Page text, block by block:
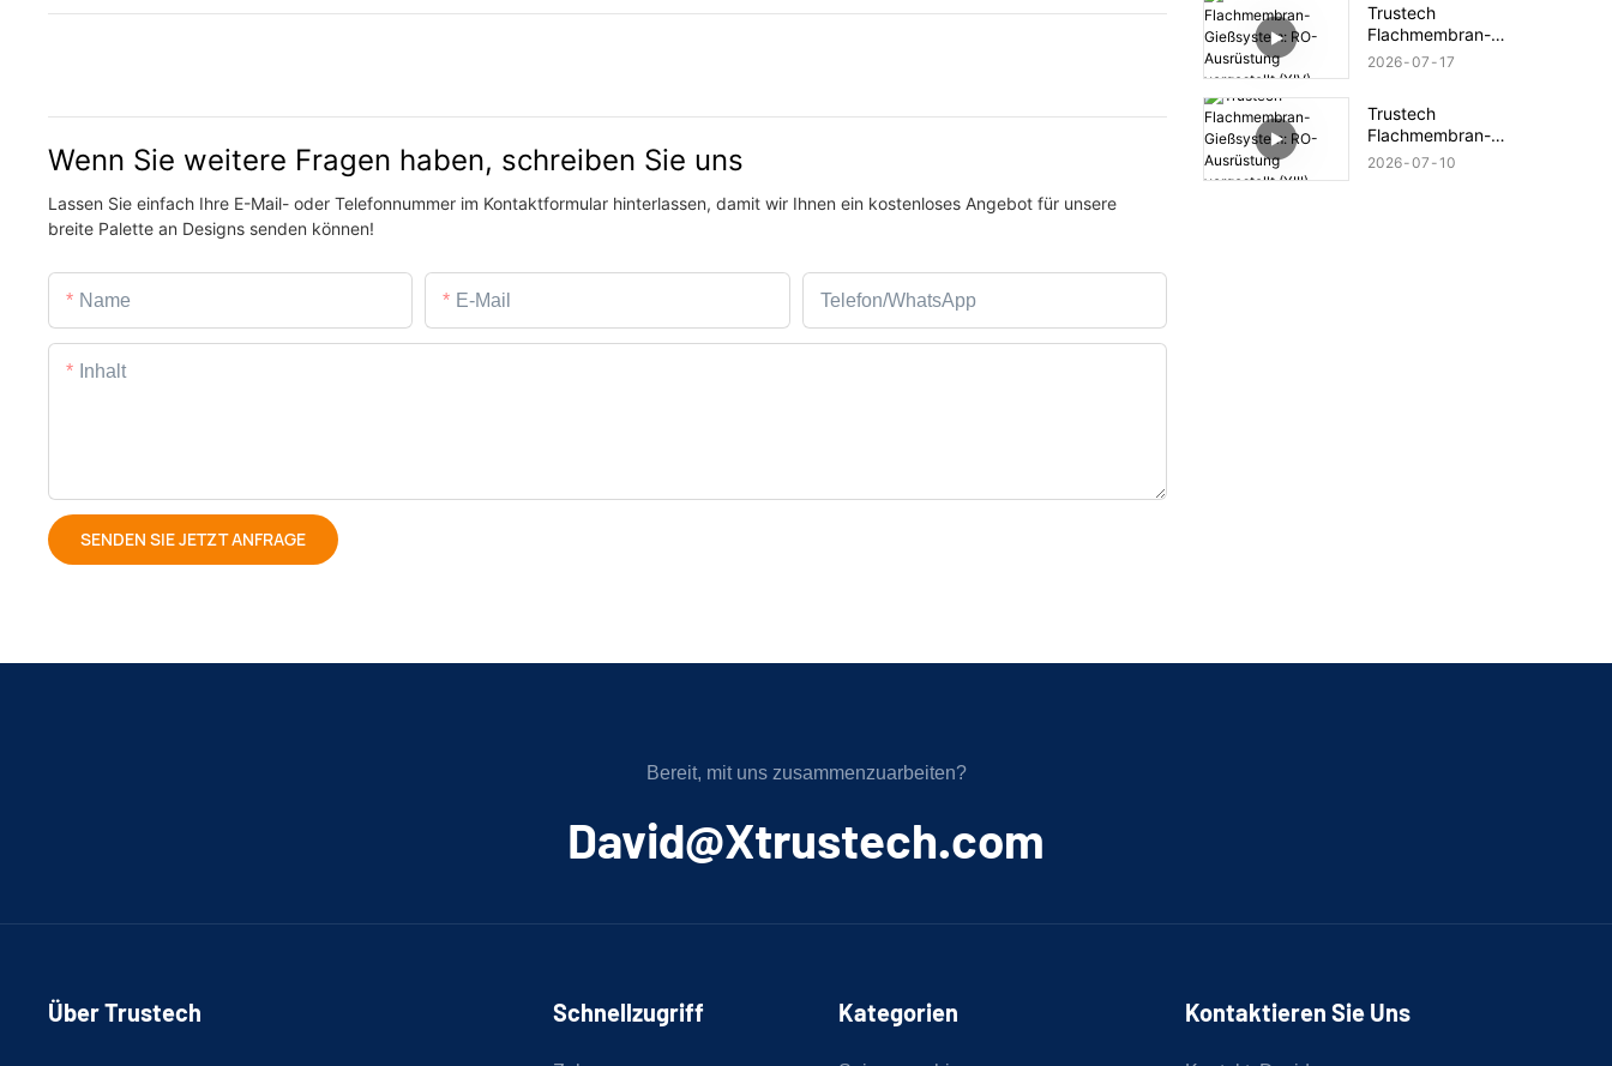
Wenn Sie weitere Fragen haben, schreiben Sie uns
Lassen Sie einfach Ihre E-Mail- oder Telefonnummer im Kontaktformular hinterlassen, damit wir Ihnen ein kostenloses Angebot für unsere
breite Palette an Designs senden können!
Name E-Mail Telefon/WhatsApp
Inhalt
SENDEN SIE JETZT ANFRAGE
Trustech
Flachmembran-
Gießsystem: RO-
2026 07 17
Trustech
Flachmembran-
Gießsystem: RO-
2026 07 10
Bereit, mit uns zusammenzuarbeiten?
﻿David@Xtrustech.com
Über Trustech Schnellzugriff Kategorien Kontaktieren Sie Uns